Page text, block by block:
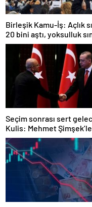
Birleşik Kamu-İş: Açlık
20 bini aştı, yoksulluk
bine dayandı!
Seçim sonrası sert
Kulis: Mehmet Şimşek’le
Erdoğan’ın ‘yoksulları
öldürdün’ tartışması